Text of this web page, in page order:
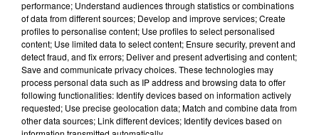
Orages et rafales de vent : la
Côte-d’Or en double vigilance
jaune
Ce mercredi 3 janvier, en raison de
risques d’orages et de vents
performance; Understand audiences through statistics or combinations
of data from different sources; Develop and improve services; Create
profiles to personalise content; Use profiles to select personalised
content; Use limited data to select content; Ensure security, prevent and
detect fraud, and fix errors; Deliver and present advertising and content;
Save and communicate privacy choices. These technologies may
process personal data such as IP address and browsing data to offer
following functionalities: Identify devices based on information actively
requested; Use precise geolocation data; Match and combine data from
other data sources; Link different devices; Identify devices based on